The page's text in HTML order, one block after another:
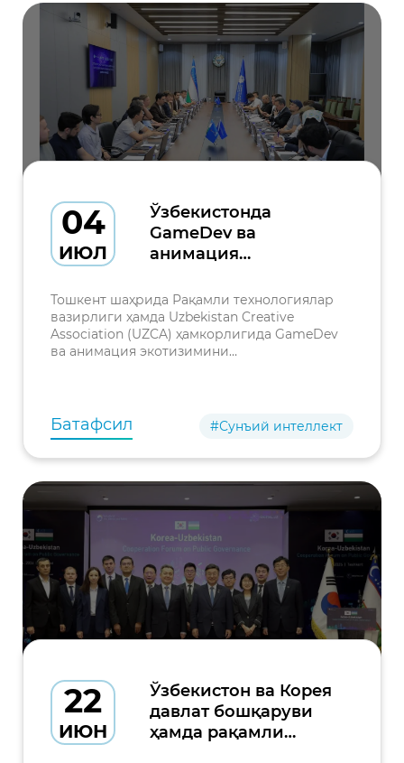
04
ИЮЛ
Ўзбекистонда
GameDev ва
анимация
ривожлантириш
масалалари
муҳокама қилинди
Тошкент шаҳрида Рақамли технологиялар
вазирлиги ҳамда Uzbekistan Creative
Association (UZCA) ҳамкорлигида GameDev
ва анимация экотизимини
ўқув кур
Батафсил #Сунъий интеллект
22
ИЮН
Ўзбекистон ва Корея
давлат бошқаруви
ҳамда рақамли